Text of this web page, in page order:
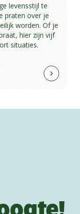
levensstijl te
praten over je
worden. Of je
hier zijn vijf
situaties.